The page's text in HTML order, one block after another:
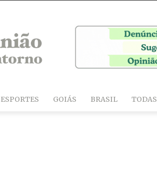
ESPORTES GOIÁS BRASIL TODAS